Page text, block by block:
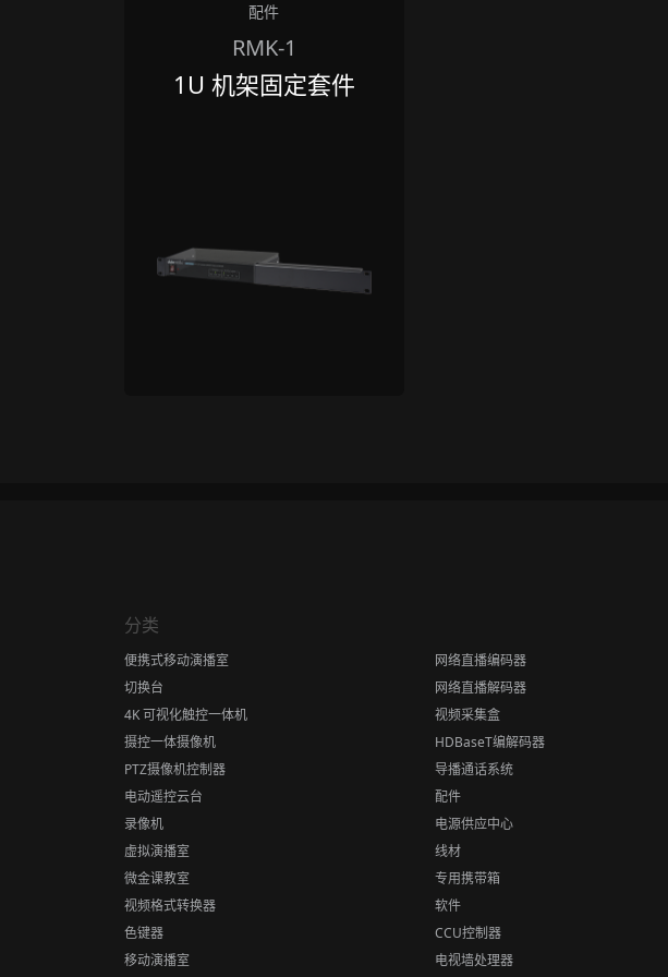
配件
RMK-1
1U 机架固定套件
分类
便携式移动演播室
切换台
4K 可视化触控一体机
摄控一体摄像机
PTZ摄像机控制器
电动遥控云台
录像机
虚拟演播室
微金课教室
视频格式转换器
色键器
移动演播室
网络直播编码器
网络直播解码器
视频采集盒
HDBaseT编解码器
导播通话系统
配件
电源供应中心
线材
专用携带箱
软件
CCU控制器
电视墙处理器